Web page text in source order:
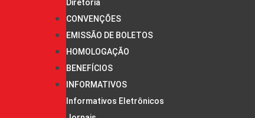
Diretoria
CONVENÇÕES
EMISSÃO DE BOLETOS
HOMOLOGAÇÃO
BENEFÍCIOS
INFORMATIVOS
Informativos Eletrônicos